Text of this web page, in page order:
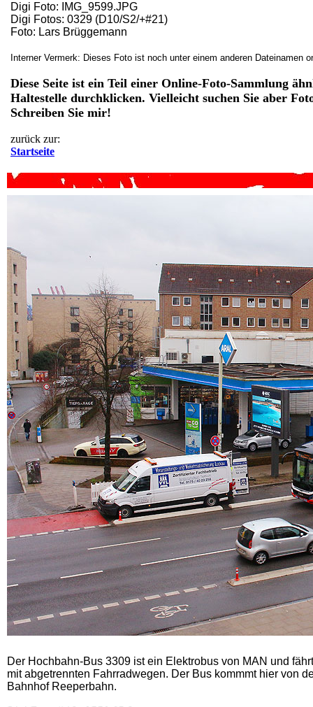
Digi Foto: IMG_9599.JPG
Digi Fotos: 0329 (D10/S2/+#21)
Foto: Lars Brüggemann
Interner Vermerk: Dieses Foto ist noch unter einem anderen Dateinamen
Diese Seite ist ein Teil einer Online-Foto-Sammlung
Haltestelle durchklicken. Vielleicht suchen Sie aber
Schreiben Sie mir!
zurück zur:
Startseite
Der Hochbahn-Bus 3309 ist ein Elektrobus von MAN und
mit abgetrennten Fahrradwegen. Der Bus kommmt hier von
Bahnhof Reeperbahn.